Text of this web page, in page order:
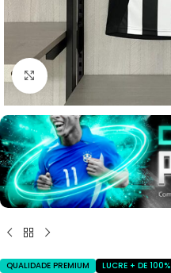
Ampliar
QUALIDADE PREMIUM LUCRE + DE 100%